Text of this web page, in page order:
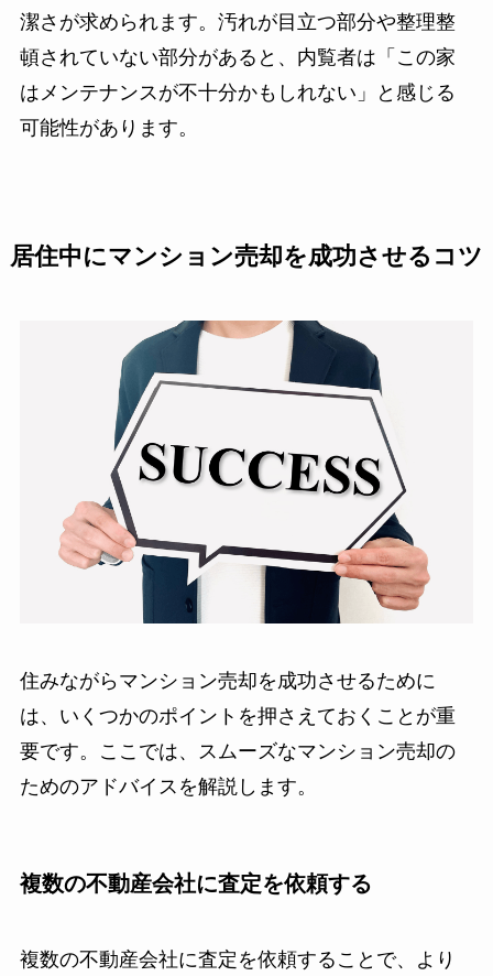
潔さが求められます。汚れが目立つ部分や整理整
頓されていない部分があると、内覧者は「この家
はメンテナンスが不十分かもしれない」と感じる
可能性があります。
居住中にマンション売却を成功させるコツ
住みながらマンション売却を成功させるために
は、いくつかのポイントを押さえておくことが重
要です。ここでは、スムーズなマンション売却の
ためのアドバイスを解説します。
複数の不動産会社に査定を依頼する
複数の不動産会社に査定を依頼することで、より